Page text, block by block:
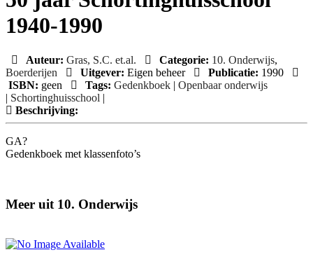
1940-1990
Auteur: Gras, S.C. et.al. Categorie: 10. Onderwijs,
Boerderijen
Uitgever: Eigen beheer Publicatie: 1990
ISBN: geen Tags: Gedenkboek | Openbaar onderwijs
| Schortinghuisschool |
Beschrijving:
GA?
Gedenkboek met klassenfoto’s
Meer uit 10. Onderwijs